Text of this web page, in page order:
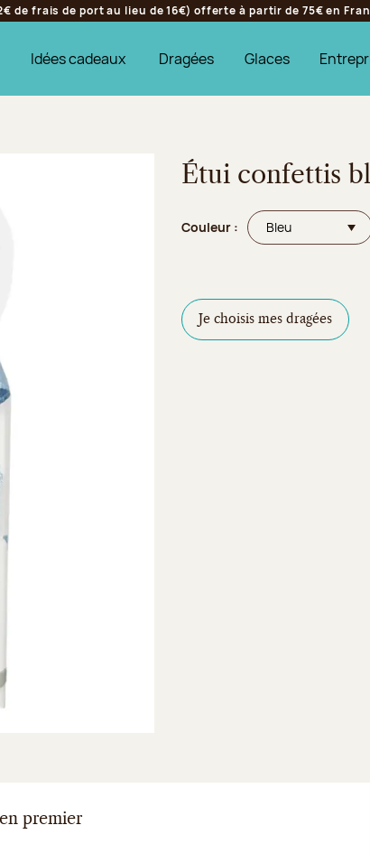
de frais de port au lieu de 16€) offerte à partir de 75€ en
Idées cadeaux Dragées Glaces
Étui confettis
Couleur :
Je choisis mes dragées
premier